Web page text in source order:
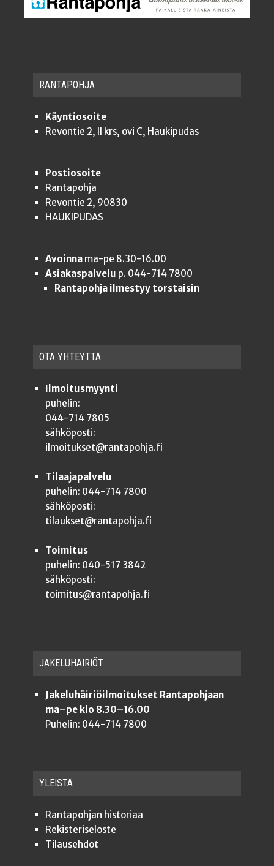
RAN­TA­POH­JA
Käyntiosoite
Revontie 2, II krs, ovi C, Haukipudas
Postiosoite
Rantapohja
Revontie 2, 90830
HAUKIPUDAS
Avoinnama-pe 8.30-16.00
Asiakaspalvelu p. 044-714 7800
Rantapohja ilmestyy torstaisin
OTA YHTEYT­TÄ
Ilmoitusmyynti
puhelin:
044-714 7805
sähköposti:
ilmoitukset@rantapohja.fi
Tilaajapalvelu
puhelin: 044-714 7800
sähköposti:
tilaukset@rantapohja.fi
Toimitus
puhelin: 040-517 3842
sähköposti:
toimitus@rantapohja.fi
JAKE­LU­HÄI­RIÖT
Jakeluhäiriöilmoitukset Rantapohjaan
ma–pe klo 8.30–16.00
Puhelin: 044-714 7800
YLEISTÄ
Ran­ta­poh­jan historiaa
Rekis­te­ri­se­los­te
Tilauseh­dot